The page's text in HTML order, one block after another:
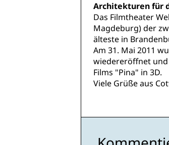
Architekturen für
Das Filmtheater
Magdeburg) der
älteste in
Am 31. Mai 2011
wiedereröffnet und
Films "Pina" in 3D.
Viele Grüße aus